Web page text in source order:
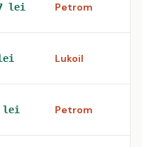
lei Petrom
Lukoil
lei Petrom